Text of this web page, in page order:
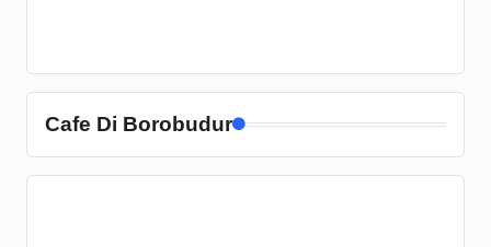
Cafe Di Borobudur